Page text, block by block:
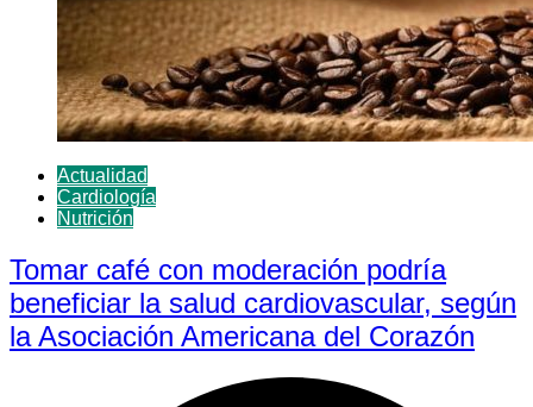
Actualidad
Cardiología
Nutrición
Tomar café con moderación podría
beneficiar la salud cardiovascular, según
la Asociación Americana del Corazón